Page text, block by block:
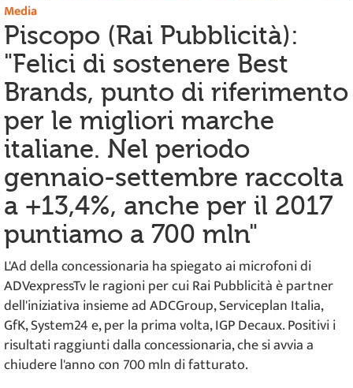
Media
Piscopo (Rai Pubblicità):
"Felici di sostenere Best
Brands, punto di riferimento
per le migliori marche
italiane. Nel periodo
gennaio-settembre raccolta
a +13,4%, anche per il 2017
puntiamo a 700 mln"
L'Ad della concessionaria ha spiegato ai microfoni di
ADVexpressTv le ragioni per cui Rai Pubblicità è partner
dell'iniziativa insieme ad ADCGroup, Serviceplan Italia,
GfK, System24 e, per la prima volta, IGP Decaux. Positivi i
risultati raggiunti dalla concessionaria, che si avvia a
chiudere l'anno con 700 mln di fatturato.